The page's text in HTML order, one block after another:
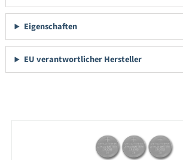
Eigenschaften
EU verantwortlicher Hersteller